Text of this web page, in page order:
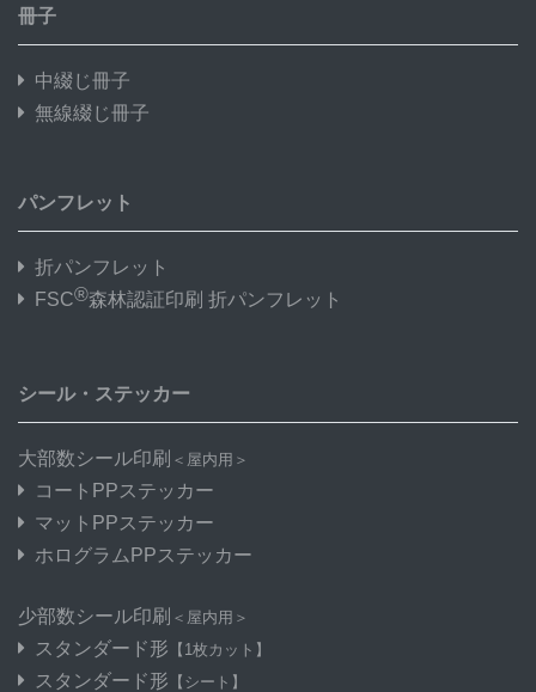
冊子
中綴じ冊子
無線綴じ冊子
パンフレット
折パンフレット
FSC®森林認証印刷 折パンフレット
シール・ステッカー
大部数シール印刷 ＜屋内用＞
コートPPステッカー
マットPPステッカー
ホログラムPPステッカー
少部数シール印刷 ＜屋内用＞
スタンダード形 【1枚カット】
スタンダード形 【シート】